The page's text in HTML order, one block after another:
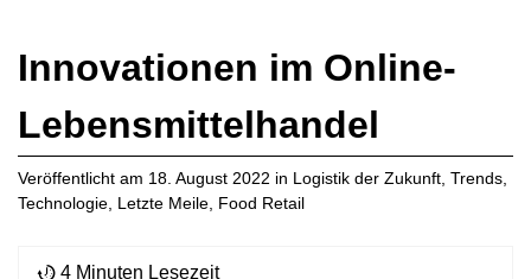
Innovationen im Online-
Lebensmittelhandel
Veröffentlicht am 18. August 2022 in Logistik der Zukunft Trends
Technologie Letzte Meile Food Retail
4 Minuten Lesezeit